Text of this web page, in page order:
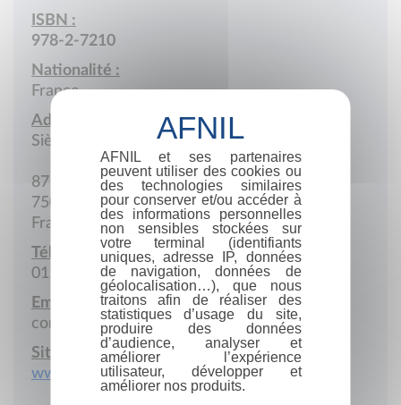
ISBN :
978-2-7210
Nationalité :
France
Adresse :
Siège social
87 Boulevard du Montparnasse
75006 Paris
France
Téléphone :
01 42 22 60 74
Email :
contact@desfemmes.fr
Site Internet :
www.desfemmes.fr
AFNIL et ses partenaires
peuvent utiliser des cookies ou
des technologies similaires
pour conserver et/ou accéder à
des informations personnelles
non sensibles stockées sur
votre terminal (identifiants
uniques, adresse IP, données
de navigation, données de
géolocalisation…), que nous
traitons afin de réaliser des
statistiques d’usage du site,
produire des données
d’audience, analyser et
améliorer l’expérience
utilisateur, développer et
améliorer nos produits.